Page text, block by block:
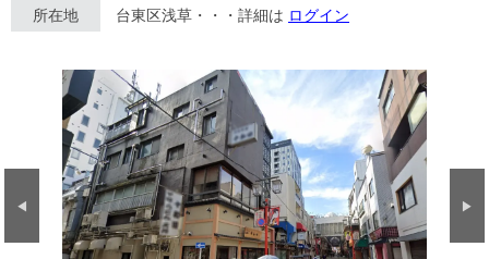
所在地 台東区浅草・・・詳細は ログイン
Previous Next